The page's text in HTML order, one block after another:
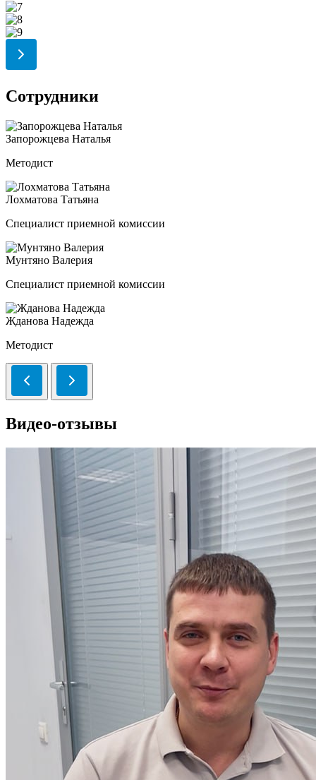
Сотрудники
Запорожцева Наталья
Методист
Лохматова Татьяна
Специалист приемной комиссии
Мунтяно Валерия
Специалист приемной комиссии
Жданова Надежда
Методист
Видео-отзывы